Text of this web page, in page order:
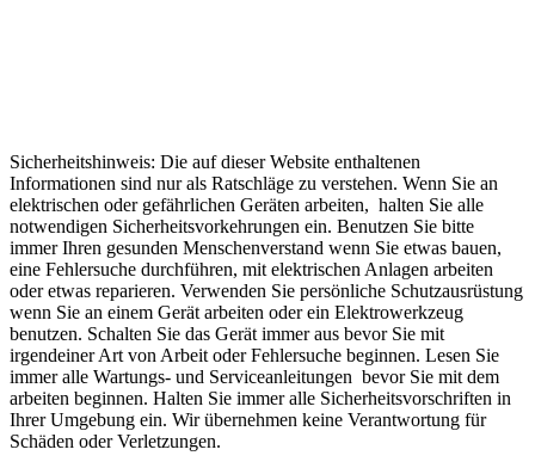
Sicherheitshinweis: Die auf dieser Website enthaltenen
Informationen sind nur als Ratschläge zu verstehen. Wenn Sie an
elektrischen oder gefährlichen Geräten arbeiten, halten Sie alle
notwendigen Sicherheitsvorkehrungen ein. Benutzen Sie bitte
immer Ihren gesunden Menschenverstand wenn Sie etwas bauen,
eine Fehlersuche durchführen, mit elektrischen Anlagen arbeiten
oder etwas reparieren. Verwenden Sie persönliche Schutzausrüstung
wenn Sie an einem Gerät arbeiten oder ein Elektrowerkzeug
benutzen. Schalten Sie das Gerät immer aus bevor Sie mit
irgendeiner Art von Arbeit oder Fehlersuche beginnen. Lesen Sie
immer alle Wartungs- und Serviceanleitungen bevor Sie mit dem
arbeiten beginnen. Halten Sie immer alle Sicherheitsvorschriften in
Ihrer Umgebung ein. Wir übernehmen keine Verantwortung für
Schäden oder Verletzungen.